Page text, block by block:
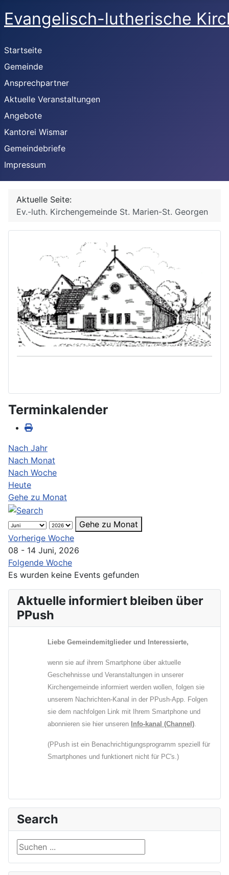
Evangelisch-lutherische
Startseite
Gemeinde
Ansprechpartner
Aktuelle Veranstaltungen
Angebote
Kantorei Wismar
Gemeindebriefe
Impressum
Aktuelle Seite:
Ev.-luth. Kirchengemeinde St. Marien-St. Georgen
Terminkalender
Nach Jahr
Nach Monat
Nach Woche
Heute
Gehe zu Monat
Gehe zu Monat
Vorherige Woche
08 - 14 Juni, 2026
Folgende Woche
Es wurden keine Events gefunden
Aktuelle informiert bleiben über
PPush
Liebe Gemeindemitglieder und Interessierte,
wenn sie auf ihrem Smartphone über aktuelle
Geschehnisse und Veranstaltungen in unserer
Kirchengemeinde informiert werden wollen, folgen sie
unserem Nachrichten-Kanal in der PPush-App. Folgen
sie dem nachfolgen Link mit Ihrem Smartphone und
abonnieren sie hier unseren Info-kanal (Channel).
(PPush ist ein Benachrichtigungsprogramm speziell für
Smartphones und funktionert nicht für PC's.)
Search
Suchen ...